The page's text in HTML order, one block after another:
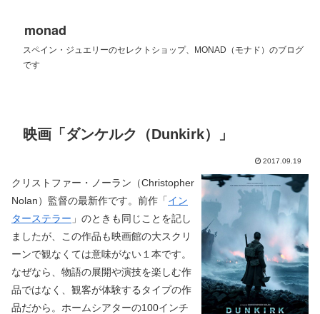
monad
スペイン・ジュエリーのセレクトショップ、MONAD（モナド）のブログ
です
映画「ダンケルク（Dunkirk）」
2017.09.19
クリストファー・ノーラン（Christopher
Nolan）監督の最新作です。前作「イン
ターステラー 」のときも同じことを記し
ましたが、この作品も映画館の大スクリ
ーンで観なくては意味がない１本です。
なぜなら、物語の展開や演技を楽しむ作
品ではなく、観客が体験するタイプの作
品だから。ホームシアターの100インチ